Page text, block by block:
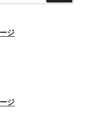
ジ
ジ